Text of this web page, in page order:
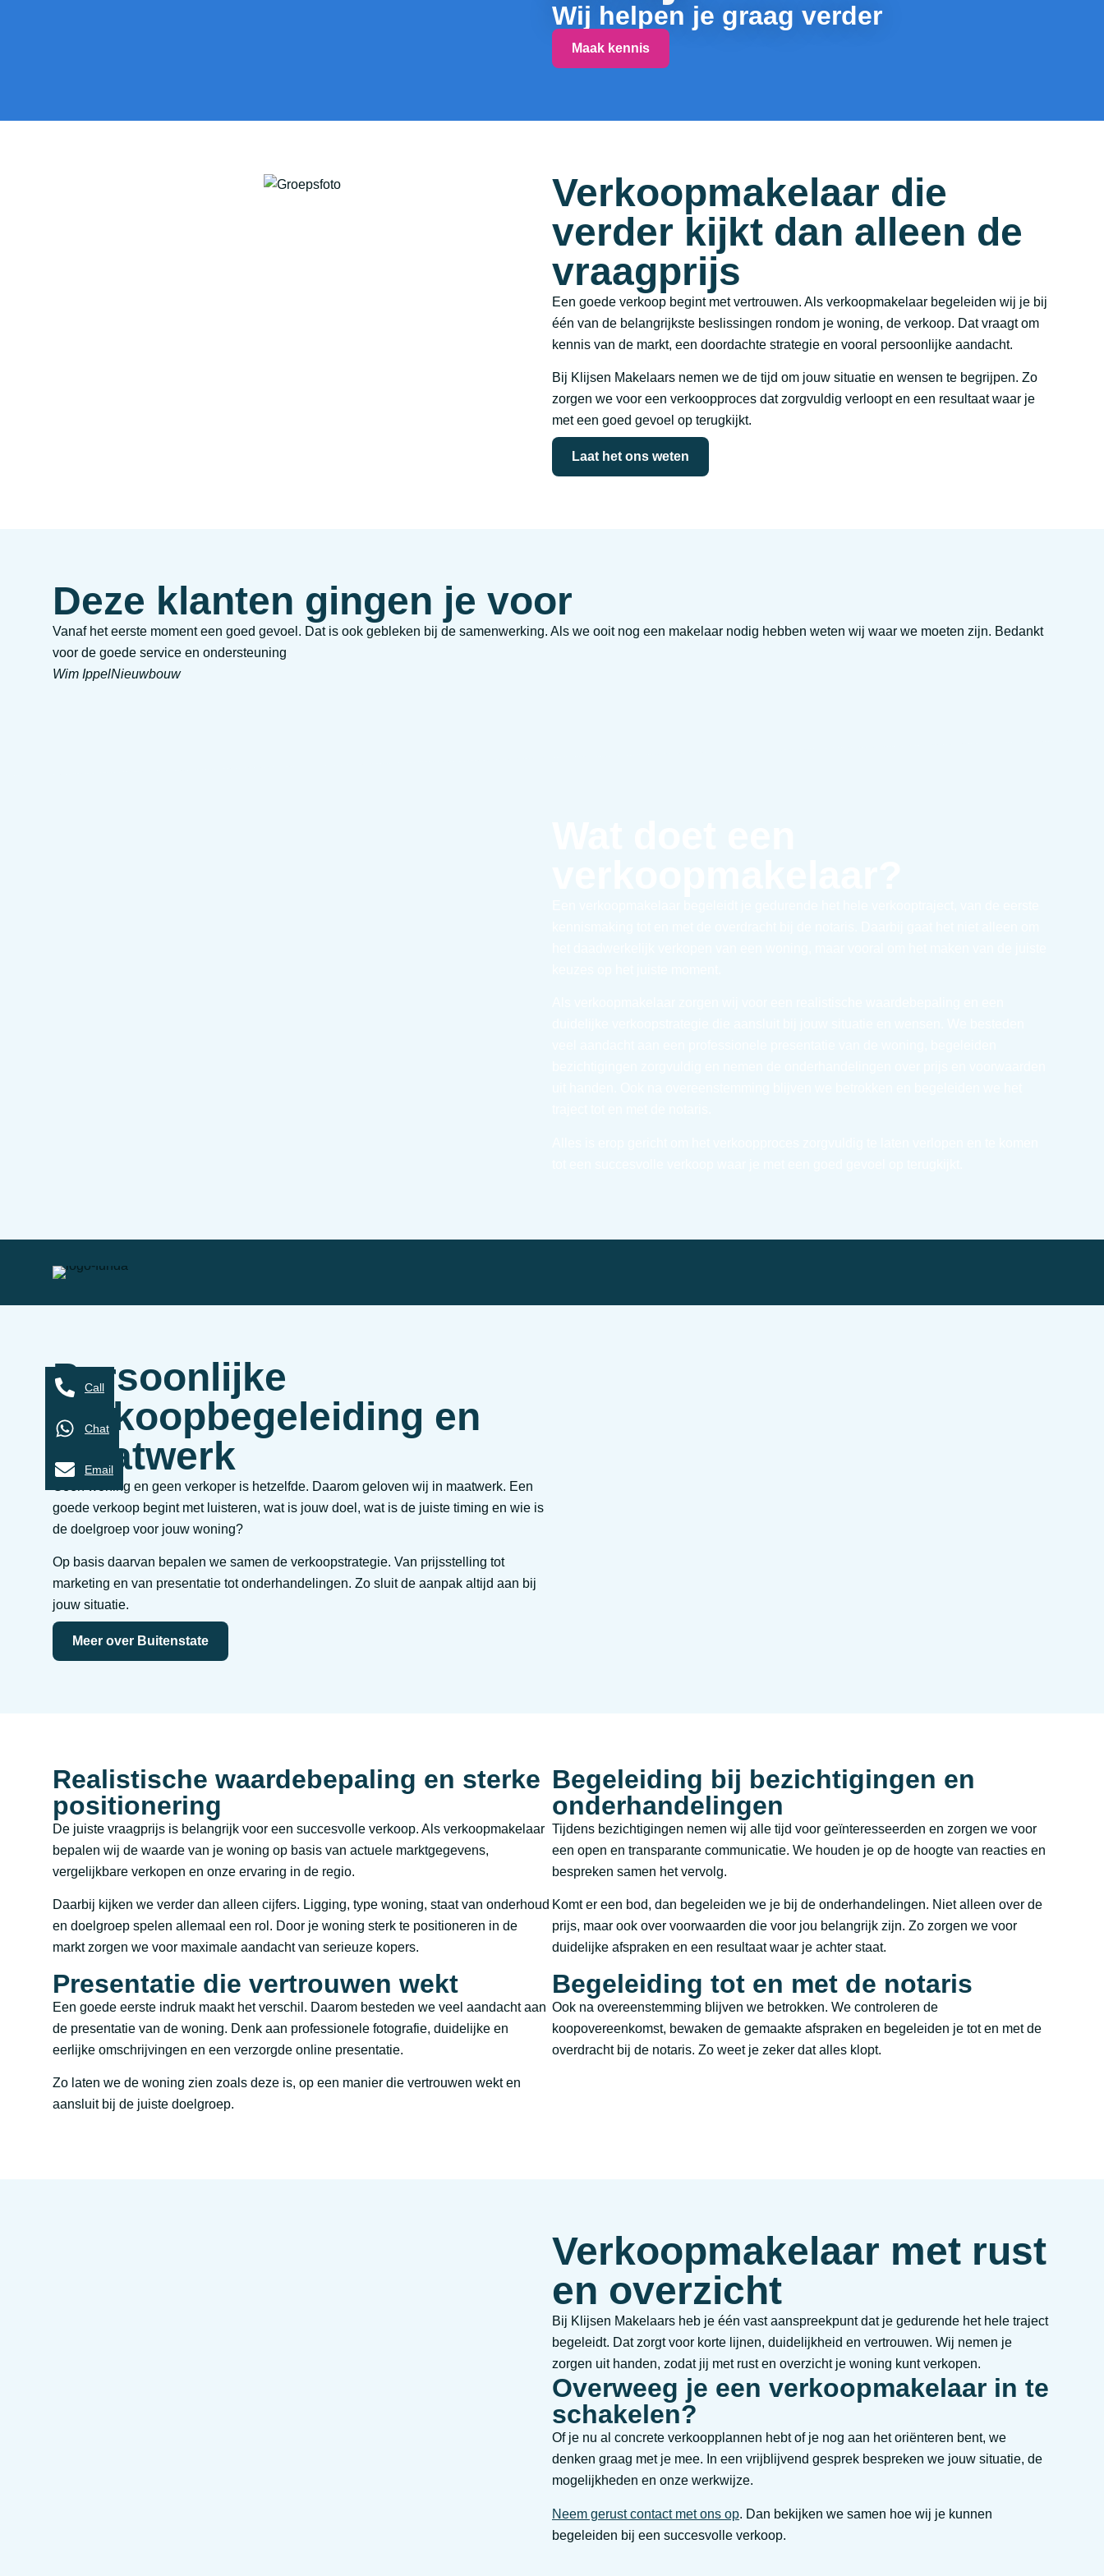
Wij helpen je graag verder
Maak kennis
Verkoopmakelaar die
verder kijkt dan alleen de
vraagprijs
Een goede verkoop begint met vertrouwen. Als verkoopmakelaar begeleiden wij je bij
één van de belangrijkste beslissingen rondom je woning, de verkoop. Dat vraagt om
kennis van de markt, een doordachte strategie en vooral persoonlijke aandacht.
Bij Klijsen Makelaars nemen we de tijd om jouw situatie en wensen te begrijpen. Zo
zorgen we voor een verkoopproces dat zorgvuldig verloopt en een resultaat waar je
met een goed gevoel op terugkijkt.
Laat het ons weten
Deze klanten gingen je voor
Vanaf het eerste moment een goed gevoel. Dat is ook gebleken bij de samenwerking. Als we ooit nog een makelaar nodig hebben weten wij waar we moeten zijn. Bedankt
voor de goede service en ondersteuning
Wim IppelNieuwbouw
Persoonlijke
verkoopbegeleiding en
maatwerk
Geen woning en geen verkoper is hetzelfde. Daarom geloven wij in maatwerk. Een
goede verkoop begint met luisteren, wat is jouw doel, wat is de juiste timing en wie is
de doelgroep voor jouw woning?
Op basis daarvan bepalen we samen de verkoopstrategie. Van prijsstelling tot
marketing en van presentatie tot onderhandelingen. Zo sluit de aanpak altijd aan bij
jouw situatie.
Meer over Buitenstate
Begeleiding bij bezichtigingen en
onderhandelingen
Tijdens bezichtigingen nemen wij alle tijd voor geïnteresseerden en zorgen we voor
een open en transparante communicatie. We houden je op de hoogte van reacties en
bespreken samen het vervolg.
Komt er een bod, dan begeleiden we je bij de onderhandelingen. Niet alleen over de
prijs, maar ook over voorwaarden die voor jou belangrijk zijn. Zo zorgen we voor
duidelijke afspraken en een resultaat waar je achter staat.
Begeleiding tot en met de notaris
Ook na overeenstemming blijven we betrokken. We controleren de
koopovereenkomst, bewaken de gemaakte afspraken en begeleiden je tot en met de
overdracht bij de notaris. Zo weet je zeker dat alles klopt.
Realistische waardebepaling en sterke
positionering
De juiste vraagprijs is belangrijk voor een succesvolle verkoop. Als verkoopmakelaar
bepalen wij de waarde van je woning op basis van actuele marktgegevens,
vergelijkbare verkopen en onze ervaring in de regio.
Daarbij kijken we verder dan alleen cijfers. Ligging, type woning, staat van onderhoud
en doelgroep spelen allemaal een rol. Door je woning sterk te positioneren in de
markt zorgen we voor maximale aandacht van serieuze kopers.
Presentatie die vertrouwen wekt
Een goede eerste indruk maakt het verschil. Daarom besteden we veel aandacht aan
de presentatie van de woning. Denk aan professionele fotografie, duidelijke en
eerlijke omschrijvingen en een verzorgde online presentatie.
Zo laten we de woning zien zoals deze is, op een manier die vertrouwen wekt en
aansluit bij de juiste doelgroep.
Verkoopmakelaar met rust
en overzicht
Bij Klijsen Makelaars heb je één vast aanspreekpunt dat je gedurende het hele traject
begeleidt. Dat zorgt voor korte lijnen, duidelijkheid en vertrouwen. Wij nemen je
zorgen uit handen, zodat jij met rust en overzicht je woning kunt verkopen.
Overweeg je een verkoopmakelaar in te
schakelen?
Of je nu al concrete verkoopplannen hebt of je nog aan het oriënteren bent, we
denken graag met je mee. In een vrijblijvend gesprek bespreken we jouw situatie, de
mogelijkheden en onze werkwijze.
Neem gerust contact met ons op. Dan bekijken we samen hoe wij je kunnen
begeleiden bij een succesvolle verkoop.
Call
Chat
Email